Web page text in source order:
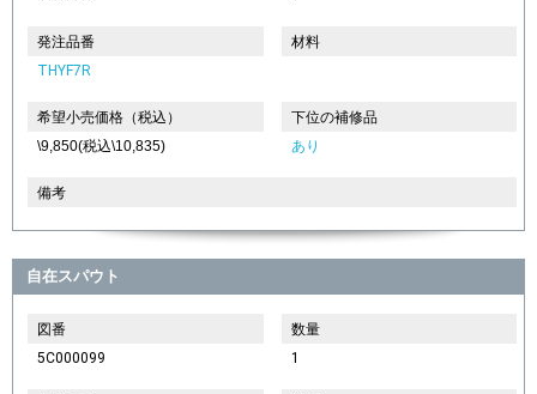
発注品番
THYF7R
材料
希望小売価格（税込）
\9,850(税込\10,835)
下位の補修品
あり
備考
自在スパウト
図番
5C000099
数量
1